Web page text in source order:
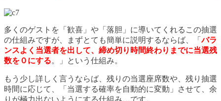
多くのゲストを「歓喜」や「落胆」に導いてくれるこの抽選
の仕組みですが、まずとても簡単に説明するならば、「バラ
ンスよく当選者を出して、締め切り時間終わりまでに当選残
数を０にする。」という仕組み。
もう少し詳しく言うならば、残りの当選座席数や、残り抽選
時間に応じて、「当選する確率を自動的に変動」させて、余